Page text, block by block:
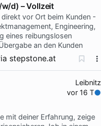
d) – Vollzeit
vor Ort beim Kunden -
Engineering,
eines reibungslosen
an den Kunden
stepstone.at
Leibnitz
vor 16 T
mit deiner Erfahrung, zeige